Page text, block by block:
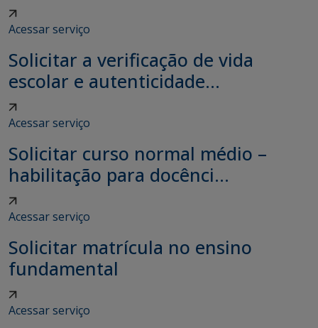
Acessar serviço
Solicitar a verificação de vida
escolar e autenticidade...
Acessar serviço
Solicitar curso normal médio –
habilitação para docênci...
Acessar serviço
Solicitar matrícula no ensino
fundamental
Acessar serviço